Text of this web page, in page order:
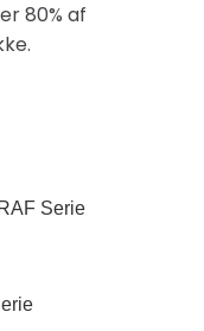
80% af
Serie